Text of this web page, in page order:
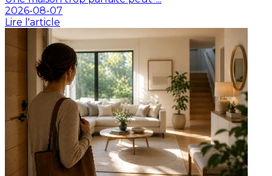
2026-08-07
Lire l'article